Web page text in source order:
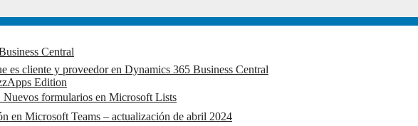
Central
es cliente y proveedor en Dynamics 365 Business Central
Edition
formularios en Microsoft Lists
en Microsoft Teams – actualización de abril 2024